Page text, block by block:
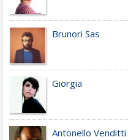
Brunori Sas
Giorgia
Antonello Venditti